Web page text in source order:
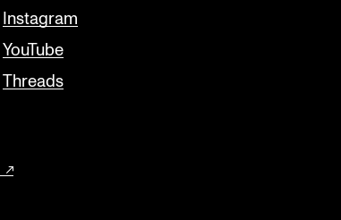
Instagram
YouTube
Threads